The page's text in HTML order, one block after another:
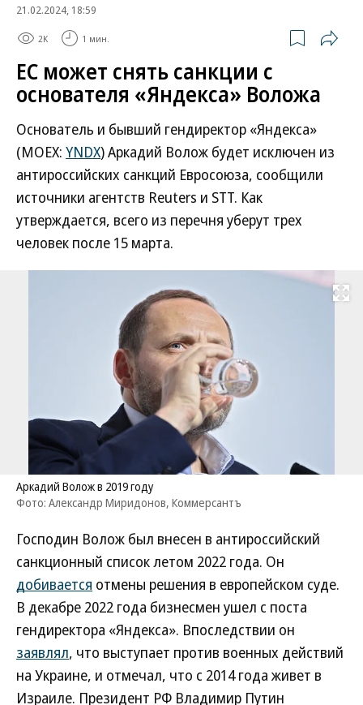
21.02.2024, 18:59
2K 1 мин.
ЕС может снять санкции с
основателя «Яндекса» Воложа
Основатель и бывший гендиректор «Яндекса»
(MOEX: YNDX) Аркадий Волож будет исключен из
антироссийских санкций Евросоюза, сообщили
источники агентств Reuters и STT. Как
утверждается, всего из перечня уберут трех
человек после 15 марта.
Развернуть
Аркадий Волож в 2019 году
Фото: Александр Миридонов, Коммерсантъ
Господин Волож был внесен в антироссийский
санкционный список летом 2022 года. Он
добивается отмены решения в европейском суде.
В декабре 2022 года бизнесмен ушел с поста
гендиректора «Яндекса». Впоследствии он
заявлял, что выступает против военных действий
на Украине, и отмечал, что с 2014 года живет в
Израиле. Президент РФ Владимир Путин